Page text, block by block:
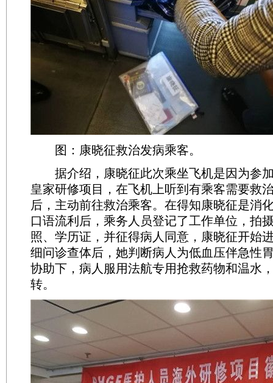
图：康晓征救治发病乘客。
据介绍，康晓征此次乘坐飞机是因为参
皇家研修项目，在飞机上听到有乘客需要救
后，主动前往救治乘客。在得知康晓征是消
口语流利后，乘务人员登记了工作单位，拍
照、学历证，并征得病人同意，康晓征开始
细问诊查体后，她判断病人为低血压伴急性
协助下，病人服用法航专用抢救药物和温水
转。